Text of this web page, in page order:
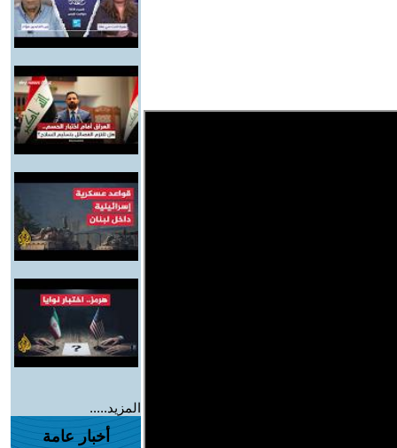
المزيد.....
أخبار عامة